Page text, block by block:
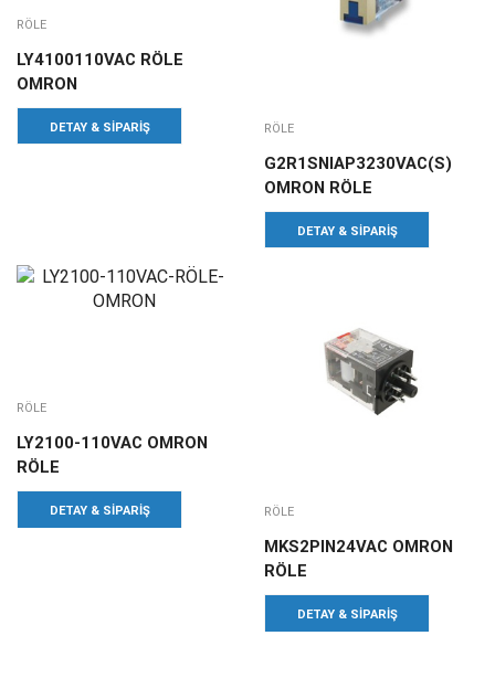
RÖLE
LY4100110VAC RÖLE
OMRON
DETAY & SIPARIŞ RÖLE
G2R1SNIAP3230VAC(S)
OMRON RÖLE
DETAY & SIPARIŞ
RÖLE
LY2100-110VAC OMRON
RÖLE
DETAY & SIPARIŞ RÖLE
MKS2PIN24VAC OMRON
RÖLE
DETAY & SIPARIŞ